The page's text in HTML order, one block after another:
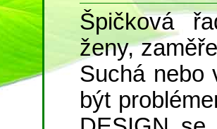
Špičková
ženy,
Suchá nebo
být